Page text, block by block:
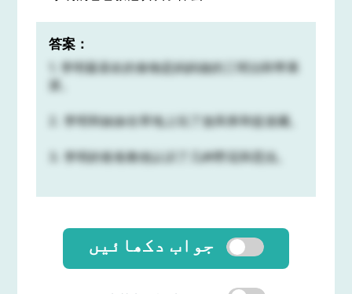
答案：
1. 李明最喜欢的食物是妈妈做的三明治和苹果
派。
2. 李明和妹妹在草地上玩了放风筝和捉迷藏。
3. 李明的爸爸教他认识了几种野花和昆虫。
جواب دکھائیں